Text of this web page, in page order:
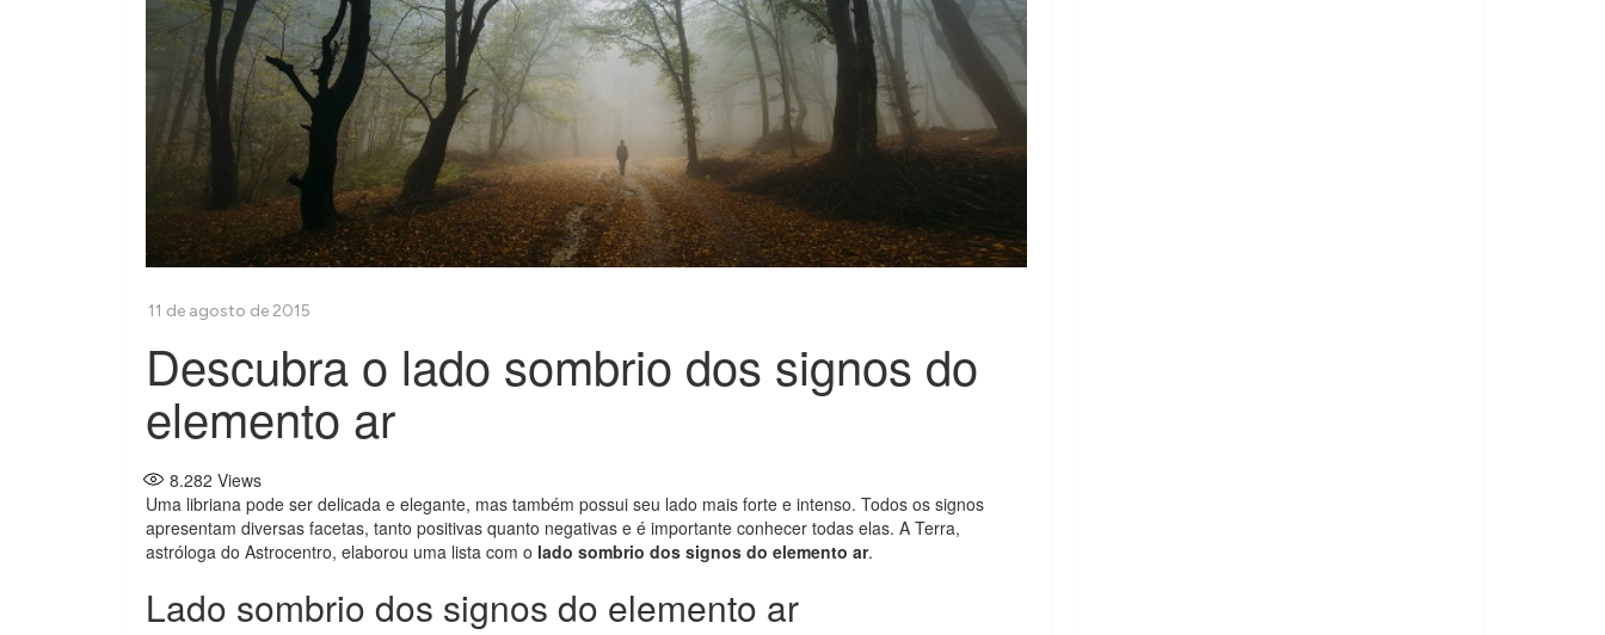
Descubra o lado sombrio dos signos do
elemento ar
8.282 Views
Uma libriana pode ser delicada e elegante, mas também possui seu lado mais forte e intenso. Todos os signos
apresentam diversas facetas, tanto positivas quanto negativas e é importante conhecer todas elas. A Terra,
astróloga do Astrocentro, elaborou uma lista com o lado sombrio dos signos do elemento ar.
Lado sombrio dos signos do elemento ar